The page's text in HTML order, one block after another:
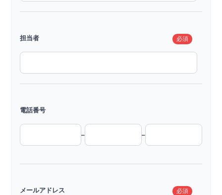
担当者 必須
電話番号
– –
メールアドレス 必須